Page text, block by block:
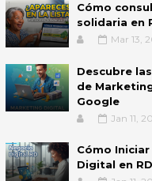
Cómo
solidaria en
Mar 13,
Descubre
de
Google
Jan 11,
Cómo
Digital en